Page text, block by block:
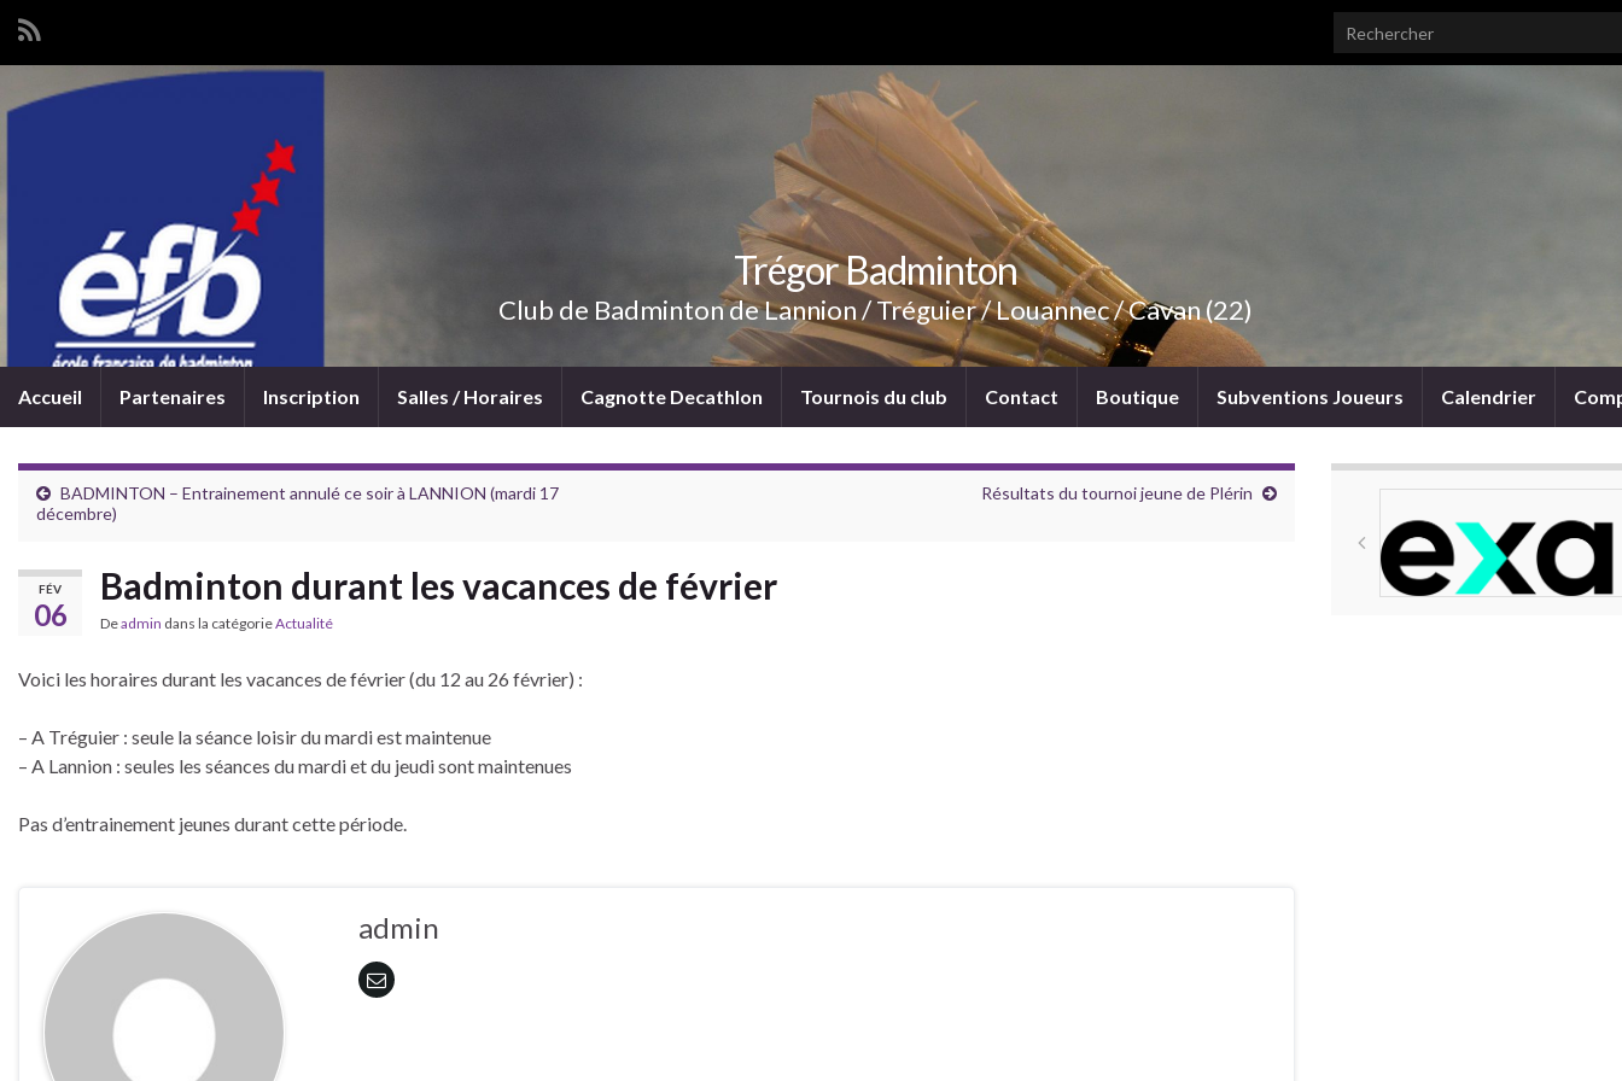
Search for:
Trégor Badminton
Club de Badminton de Lannion / Tréguier / Louannec / Cavan (22)
Accueil Partenaires Inscription Salles / Horaires Cagnotte Decathlon Tournois du club Contact Boutique Subventions Joueurs Calendrier
BADMINTON – Entrainement annulé ce soir à LANNION (mardi 17
décembre)
Résultats du tournoi jeune de Plérin
FÉV
06
Badminton durant les vacances de février
Deadmin dans la catégorieActualité
Voici les horaires durant les vacances de février (du 12 au 26 février) :
– A Tréguier : seule la séance loisir du mardi est maintenue
– A Lannion : seules les séances du mardi et du jeudi sont maintenues
Pas d’entrainement jeunes durant cette période.
admin